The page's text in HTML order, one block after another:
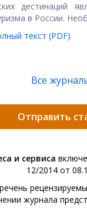
дестинаций
в России.
текст (PDF)
Все
Отправить
и сервиса
12/2014 от
журнала